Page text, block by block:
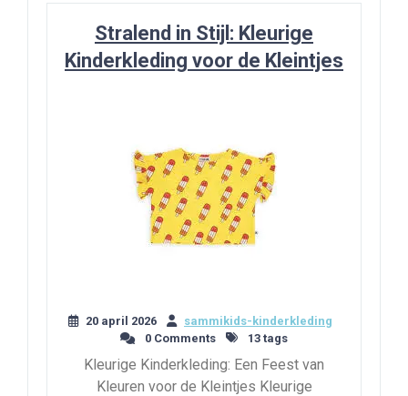
Stralend in Stijl: Kleurige
Kinderkleding voor de Kleintjes
20 april 2026
sammikids-kinderkleding
0 Comments
13 tags
Kleurige Kinderkleding: Een Feest van
Kleuren voor de Kleintjes Kleurige